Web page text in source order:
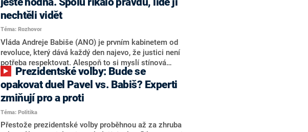
Andreje Babiše a ministra průmyslu Karla Havlíčka.
Oblíbeným tipem samotných sázkařů je poslanec za
Motoristy Filip Turek. Politolog Jan Kubáček nicméně
o případné kandidatuře kohokoliv ze zmíněné trojice
značně pochybuje. Podle něj současná koalice dosud
nemá osobu, která by Pavlovi mohla konkurovat.
nechtěli vidět
Téma: Rozhovor
Vláda Andreje Babiše (ANO) je prvním kabinetem od
revoluce, který dává každý den najevo, že justici není
potřeba respektovat. Alespoň to si myslí stínová
ministryně spravedlnosti ODS Eva Decroix. V
rozhovoru pro CNN Prima NEWS si nebrala servítky
ohledně politického výkonu svého nástupce Jeronýma
Tejce (za ANO) či vládní zmocněnkyně pro lidská
práva Taťány Malé (ANO). Označením „svoloč“ na
adresu vlády prý byla ještě hodná. Decroix se také
opakovat duel Pavel vs. Babiš? Experti
zmiňují pro a proti
Téma: Politika
Přestože prezidentské volby proběhnou až za zhruba